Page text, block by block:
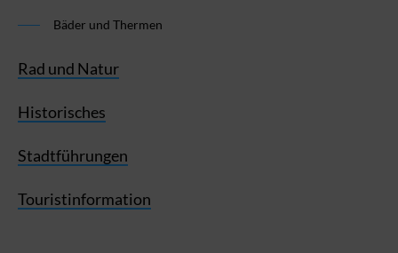
Bäder und Thermen
Rad und Natur
Historisches
Stadtführungen
Touristinformation